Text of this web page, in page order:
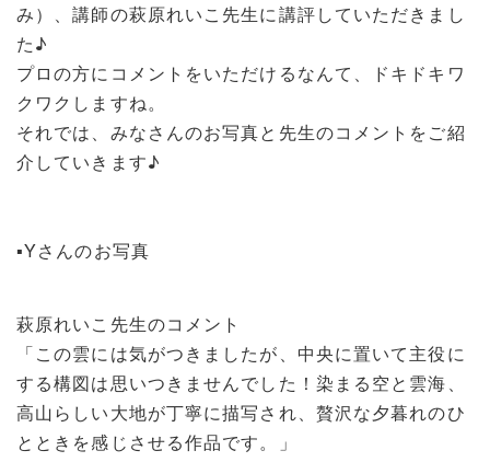
み）、講師の萩原れいこ先生に講評していただきまし
た♪
プロの方にコメントをいただけるなんて、ドキドキワ
クワクしますね。
それでは、みなさんのお写真と先生のコメントをご紹
介していきます♪
▪️Yさんのお写真
萩原れいこ先生のコメント
「この雲には気がつきましたが、中央に置いて主役に
する構図は思いつきませんでした！染まる空と雲海、
高山らしい大地が丁寧に描写され、贅沢な夕暮れのひ
とときを感じさせる作品です。」